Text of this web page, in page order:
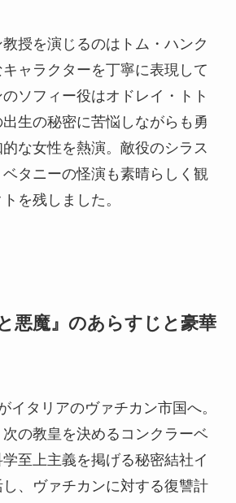
授を演じるのはトム・ハンク
ャラクターを丁寧に表現して
ソフィー役はオドレイ・トト
生の秘密に苦悩しながらも勇
な女性を熱演。敵役のシラス
タニーの怪演も素晴らしく観
を残しました。
悪魔』のあらすじと豪華
イタリアのヴァチカン市国へ。
の教皇を決めるコンクラーベ
至上主義を掲げる秘密結社イ
、ヴァチカンに対する復讐計